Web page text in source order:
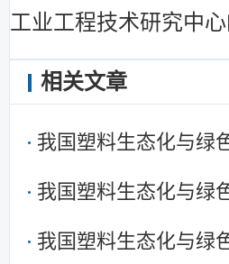
工业工程技术研究中
相关文章
我国塑料生态化与绿
我国塑料生态化与绿
我国塑料生态化与绿